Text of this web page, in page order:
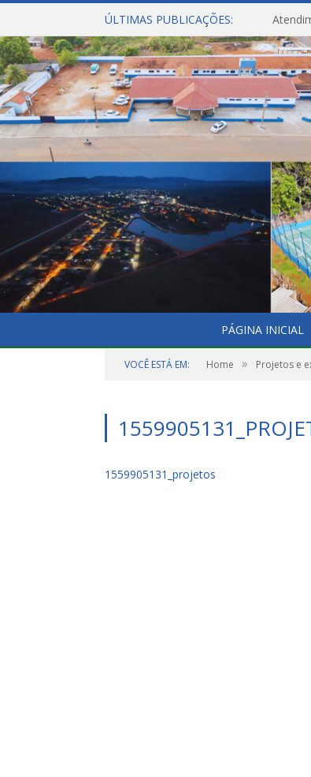
ÚLTIMAS PUBLICAÇÕES:
PÁGINA INICIAL
VOCÊ ESTÁ EM: Home » Projetos e
1559905131_projetos